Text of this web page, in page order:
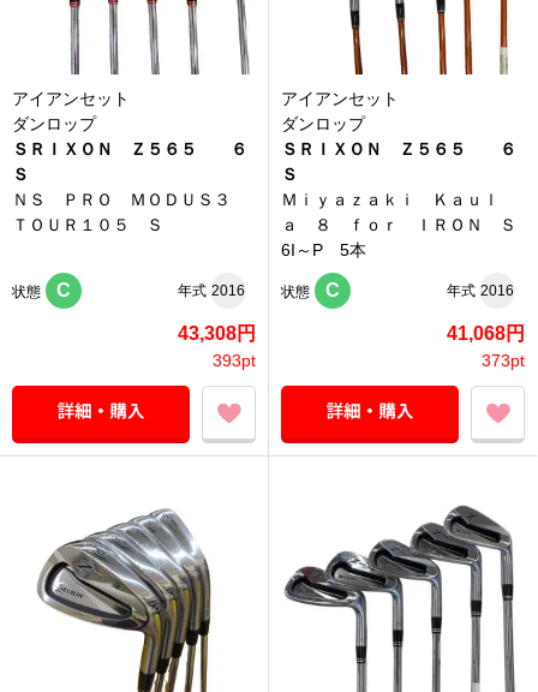
アイアンセット
ダンロップ
ＳＲＩＸＯＮ Ｚ５６５ ６
Ｓ
ＮＳ ＰＲＯ ＭＯＤＵＳ３
ＴＯＵＲ１０５ Ｓ
状態 C 年式 2016
43,308円
393pt
アイアンセット
ダンロップ
ＳＲＩＸＯＮ Ｚ５６５ ６
Ｓ
Ｍｉｙａｚａｋｉ Ｋａｕｌ
ａ ８ ｆｏｒ ＩＲＯＮ Ｓ
6I～P 5本
状態 C 年式 2016
41,068円
373pt